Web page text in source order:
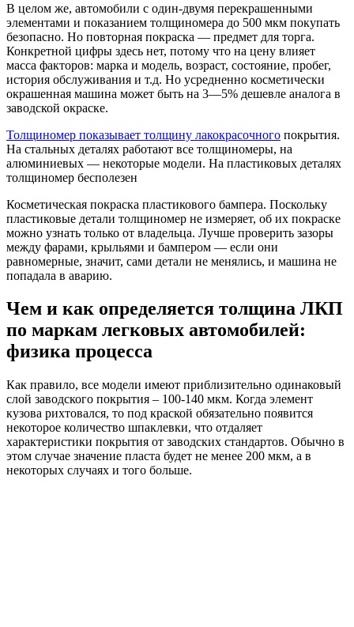
В целом же, автомобили с один-двумя перекрашенными
элементами и показанием толщиномера до 500 мкм покупать
безопасно. Но повторная покраска — предмет для торга.
Конкретной цифры здесь нет, потому что на цену влияет
масса факторов: марка и модель, возраст, состояние, пробег,
история обслуживания и т.д. Но усредненно косметически
окрашенная машина может быть на 3—5% дешевле аналога в
заводской окраске.
Толщиномер показывает толщину лакокрасочного покрытия.
На стальных деталях работают все толщиномеры, на
алюминиевых — некоторые модели. На пластиковых деталях
толщиномер бесполезен
Косметическая покраска пластикового бампера. Поскольку
пластиковые детали толщиномер не измеряет, об их покраске
можно узнать только от владельца. Лучше проверить зазоры
между фарами, крыльями и бампером — если они
равномерные, значит, сами детали не менялись, и машина не
попадала в аварию.
Чем и как определяется толщина ЛКП
по маркам легковых автомобилей:
физика процесса
Как правило, все модели имеют приблизительно одинаковый
слой заводского покрытия – 100-140 мкм. Когда элемент
кузова рихтовался, то под краской обязательно появится
некоторое количество шпаклевки, что отдаляет
характеристики покрытия от заводских стандартов. Обычно в
этом случае значение пласта будет не менее 200 мкм, а в
некоторых случаях и того больше.